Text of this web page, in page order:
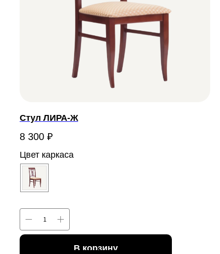
Стул ЛИРА-Ж
8 300 ₽
Цвет каркаса
В корзину